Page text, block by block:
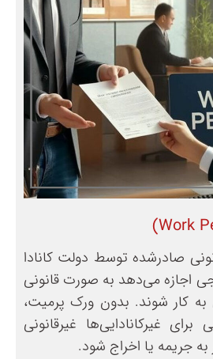
صادرشده توسط دولت کانادا
اجازه می‌دهد به صورت قانونی
کار شوند. بدون ورک پرمیت،
غیرکانادایی‌ها غیرقانونی
جریمه یا اخراج شود.